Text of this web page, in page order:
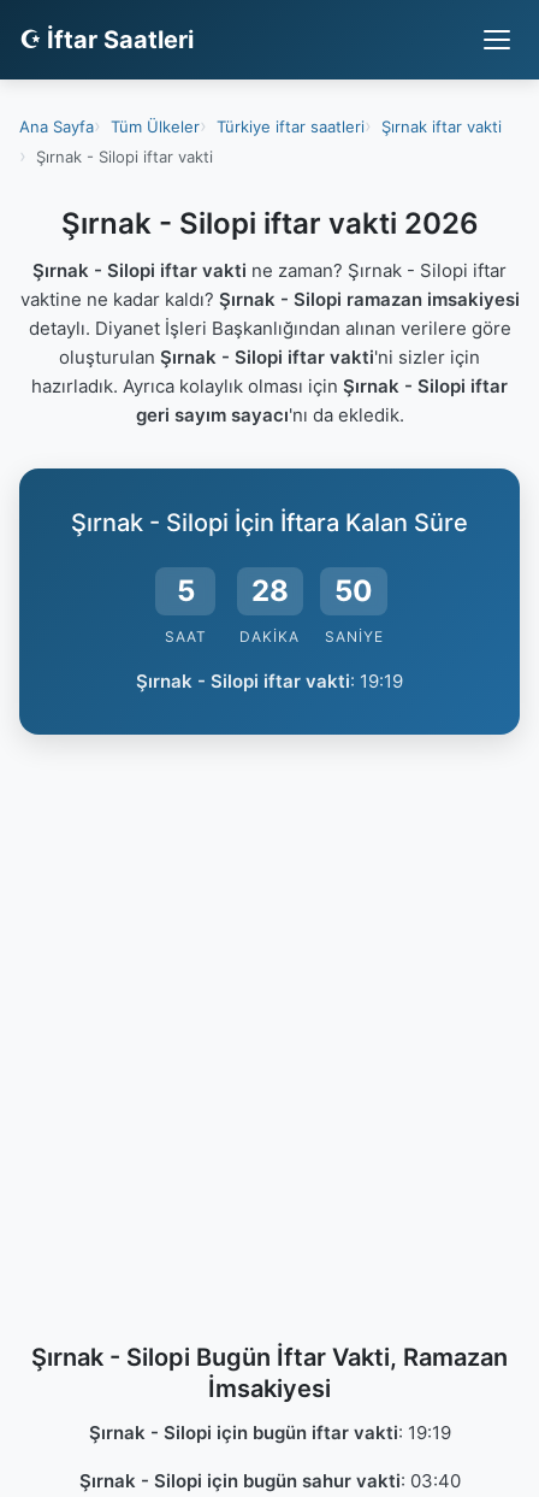
☪ İftar Saatleri
Ana Sayfa Tüm Ülkeler Türkiye iftar saatleri
Şırnak iftar vakti
Şırnak - Silopi iftar vakti
Şırnak - Silopi iftar vakti 2026
Şırnak - Silopi iftar vakti ne zaman? Şırnak - Silopi iftar
vaktine ne kadar kaldı? Şırnak - Silopi ramazan imsakiyesi
detaylı. Diyanet İşleri Başkanlığından alınan verilere göre
oluşturulan Şırnak - Silopi iftar vakti'ni sizler için
hazırladık. Ayrıca kolaylık olması için Şırnak - Silopi iftar
geri sayım sayacı'nı da ekledik.
Şırnak - Silopi İçin İftara Kalan Süre
5
SAAT
28
DAKIKA
50
SANIYE
Şırnak - Silopi iftar vakti: 19:19
Şırnak - Silopi Bugün İftar Vakti, Ramazan
İmsakiyesi
Şırnak - Silopi için bugün iftar vakti: 19:19
Şırnak - Silopi için bugün sahur vakti: 03:40